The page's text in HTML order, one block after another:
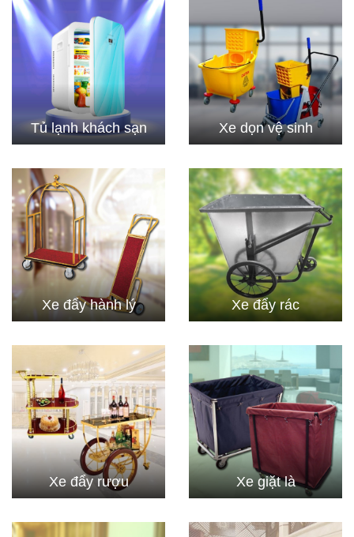
Tủ lạnh khách sạn Xe dọn vệ sinh
Xe đẩy hành lý Xe đẩy rác
Xe đẩy rượu Xe giặt là